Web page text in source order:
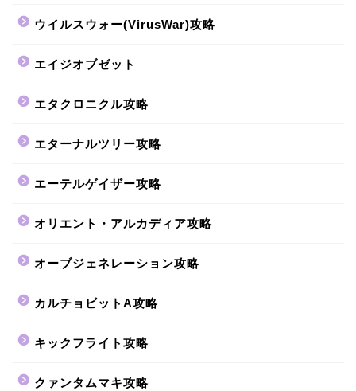
ウイルスウォー(VirusWar)攻略
エイジオブゼット
エタクロニクル攻略
エターナルツリー攻略
エーテルゲイザー攻略
オリエント・アルカディア攻略
オーブジェネレーション攻略
カルチョビットA攻略
キックフライト攻略
クァンタムマキ攻略